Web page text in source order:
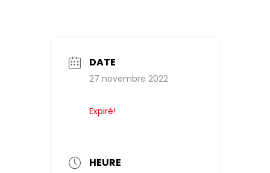
DATE
27 novembre 2022
Expiré!
HEURE